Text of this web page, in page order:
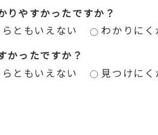
りやすかったですか？
らともいえない
わかりにく
かったですか？
らともいえない 見つけに